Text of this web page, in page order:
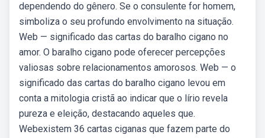
dependendo do gênero. Se o consulente for homem,
simboliza o seu profundo envolvimento na situação.
Web — significado das cartas do baralho cigano no
amor. O baralho cigano pode oferecer percepções
valiosas sobre relacionamentos amorosos. Web — o
significado das cartas do baralho cigano levou em
conta a mitologia cristã ao indicar que o lírio revela
pureza e eleição, destacando aqueles que.
Webexistem 36 cartas ciganas que fazem parte do